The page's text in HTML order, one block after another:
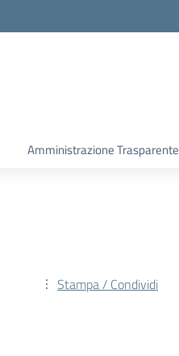
Amministrazione Trasparente
Stampa / Condividi